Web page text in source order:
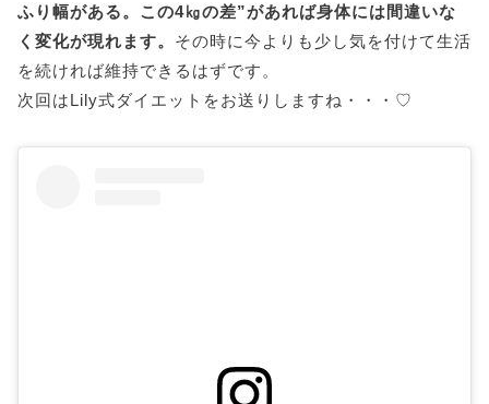
ふり幅がある。この4㎏の差”があれば身体には間違いな
く変化が現れます。 その時に今よりも少し気を付けて生活
を続ければ維持できるはずです。
次回はLily式ダイエットをお送りしますね・・・♡